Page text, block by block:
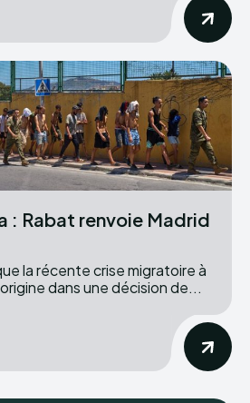
: Rabat renvoie Madrid
la récente crise migratoire à
dans une décision de...